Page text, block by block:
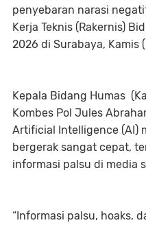
penyebaran narasi
Kerja Teknis (Rakernis)
2026 di Surabaya, Kamis
Kepala Bidang Humas
Kombes Pol Jules
Artificial Intelligence (AI)
bergerak sangat cepat,
informasi palsu di media
“Informasi palsu, hoaks,